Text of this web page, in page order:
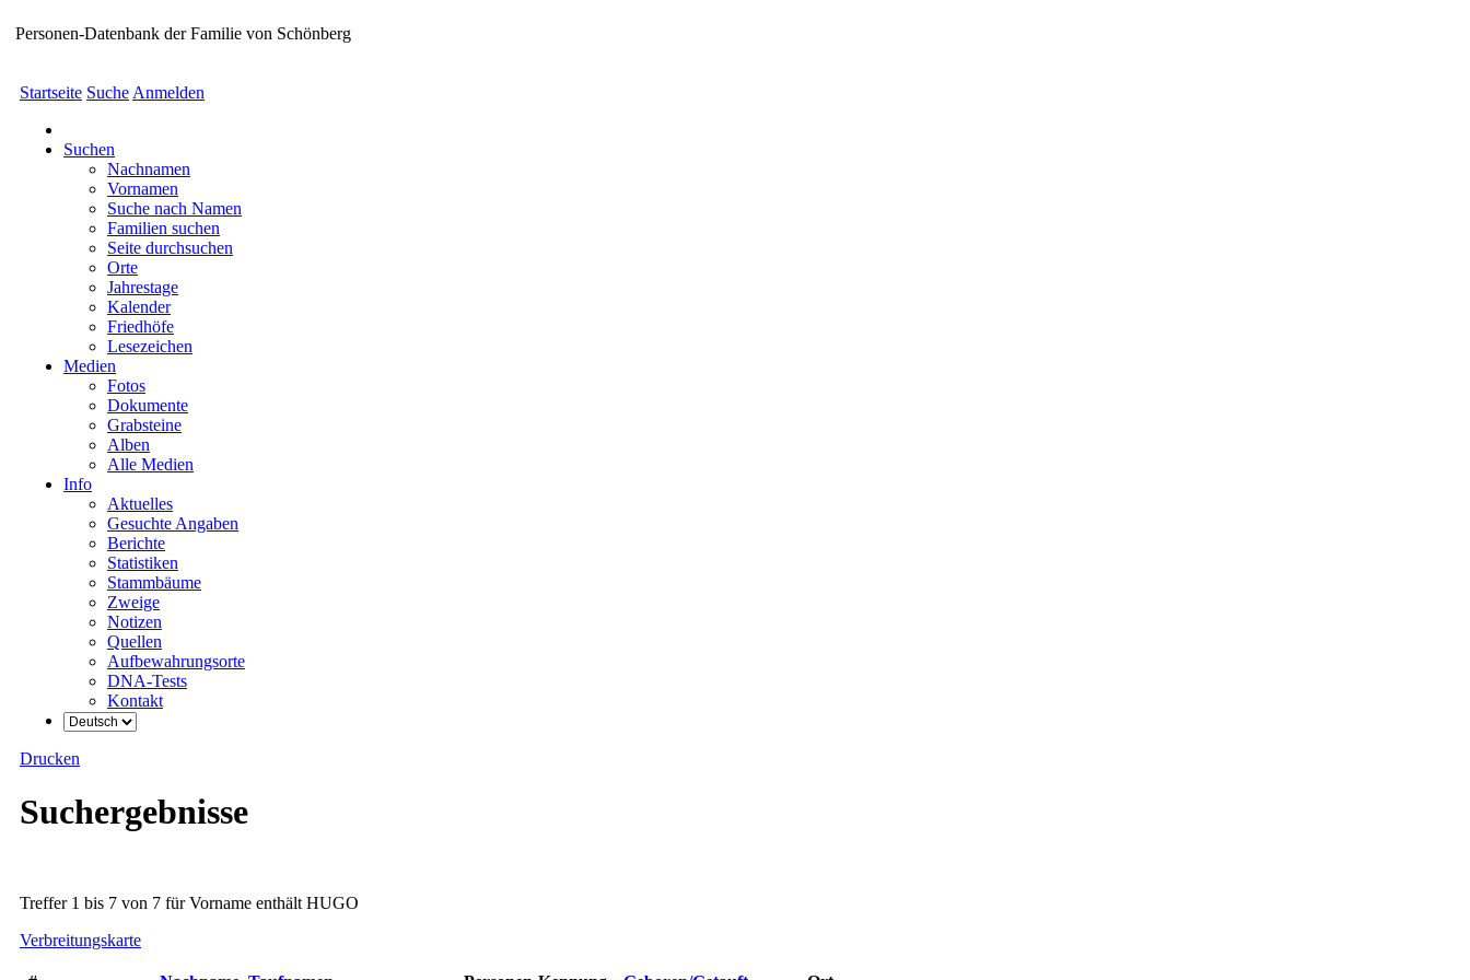
Personen-Datenbank der Familie von Schönberg
Startseite Suche Anmelden
Suchen
Nachnamen
Vornamen
Suche nach Namen
Familien suchen
Seite durchsuchen
Orte
Jahrestage
Kalender
Friedhöfe
Lesezeichen
Medien
Fotos
Dokumente
Grabsteine
Alben
Alle Medien
Info
Aktuelles
Gesuchte Angaben
Berichte
Statistiken
Stammbäume
Zweige
Notizen
Quellen
Aufbewahrungsorte
DNA-Tests
Kontakt
Drucken
Suchergebnisse
Treffer 1 bis 7 von 7 für Vorname enthält HUGO
Verbreitungskarte